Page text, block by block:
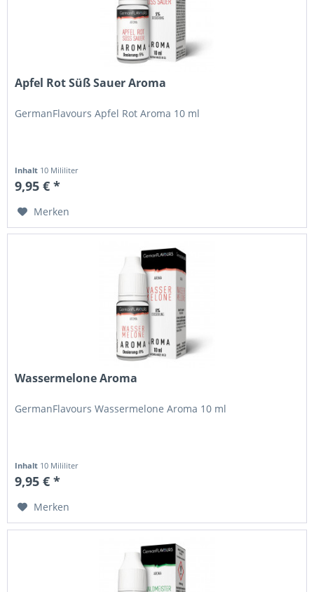
Apfel Rot Süß Sauer Aroma
GermanFlavours Apfel Rot Aroma 10 ml
Inhalt 10 Mililiter
9,95 € *
Merken
Wassermelone Aroma
GermanFlavours Wassermelone Aroma 10 ml
Inhalt 10 Mililiter
9,95 € *
Merken